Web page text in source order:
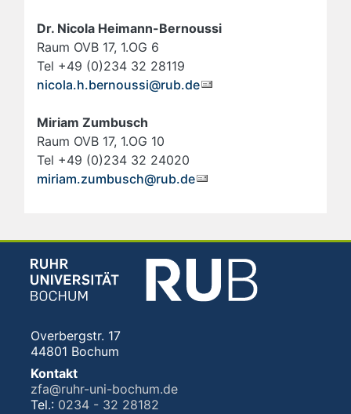
Dr. Nicola Heimann-Bernoussi
Raum OVB 17, 1.OG 6
Tel +49 (0)234 32 28119
nicola.h.bernoussi@rub.de
Miriam Zumbusch
Raum OVB 17, 1.OG 10
Tel +49 (0)234 32 24020
miriam.zumbusch@rub.de
Overbergstr. 17
44801 Bochum
Kontakt
zfa@ruhr-uni-bochum.de
Tel.: 0234 - 32 28182